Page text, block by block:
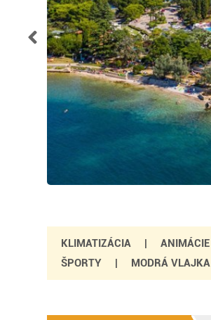
KLIMATIZÁCIA | ANIMÁCIE
ŠPORTY
| MODRÁ VLAJKA